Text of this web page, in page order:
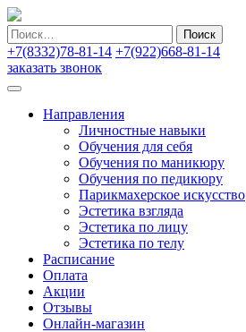
Найти:
+7(8332)78-81-14 +7(922)668-81-14
заказать звонок
Направления
Личностные навыки
Обучения для себя
Обучения по маникюру
Обучения по педикюру
Парикмахерское искусство
Эстетика взгляда
Эстетика по лицу
Эстетика по телу
Расписание
Оплата
Акции
Отзывы
Онлайн-магазин